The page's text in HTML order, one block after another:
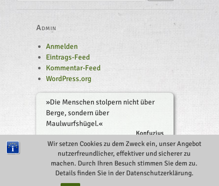
Wir setzen Cookies zu dem Zweck ein, unser Angebot
nutzerfreundlicher, effektiver und sicherer zu
machen. Durch Ihren Besuch stimmen Sie dem zu.
Details finden Sie in der Datenschutzerklärung.
Admin
Anmelden
Eintrags-Feed
Kommentar-Feed
WordPress.org
»Die Menschen stolpern nicht über
Berge, sondern über
Maulwurfshügel.«
Konfuzius
LING MU QUAN Proudly powered by WordPress